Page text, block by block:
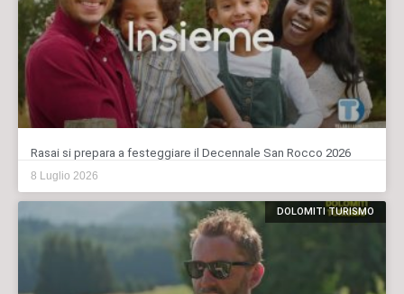
Rasai si prepara a festeggiare il Decennale San Rocco 2026
8 Luglio 2026
DOLOMITI TURISMO